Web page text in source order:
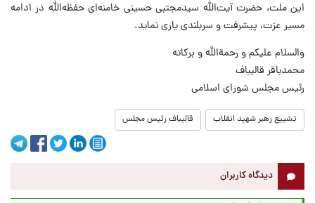
این ملت، حضرت آیت‌الله سیدمجتبی حسینی خامنه‌ای حفظه‌الله در ادامه
مسیر عزت، پیشرفت و سربلندی یاری نماید.
والسلام علیکم و رحمةالله و برکاته
محمدباقر قالیباف
رئیس مجلس شورای اسلامی
تشییع رهبر شهید انقلاب قالیباف رئیس مجلس
دیدگاه کاربران